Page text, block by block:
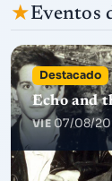
★Eventos
Destacado
Echo and
VIE 07/08/